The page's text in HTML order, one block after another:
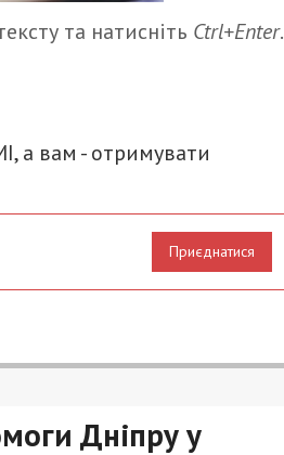
та натисніть Ctrl+Enter.
а вам - отримувати
Приєднатися
Дніпру у